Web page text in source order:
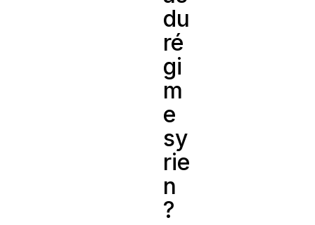
du
ré
gi
m
e
sy
rie
n
?